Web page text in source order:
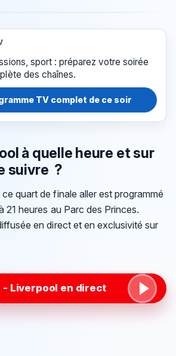
sport : préparez votre soirée
des chaînes.
TV complet de ce soir
à quelle heure et sur
suivre ?
quart de finale aller est programmé
21 heures au Parc des Princes.
en direct et en exclusivité sur
- Liverpool en direct